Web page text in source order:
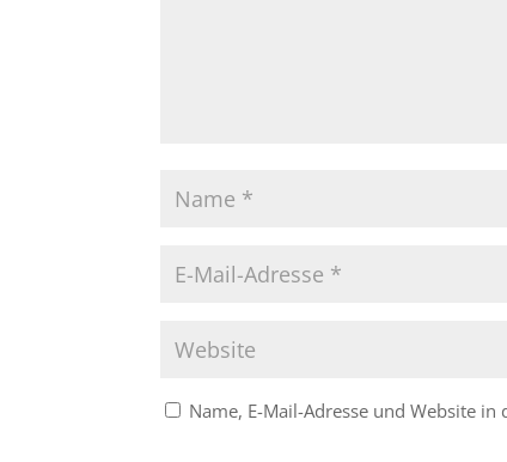
Name, E-Mail-Adresse und Website